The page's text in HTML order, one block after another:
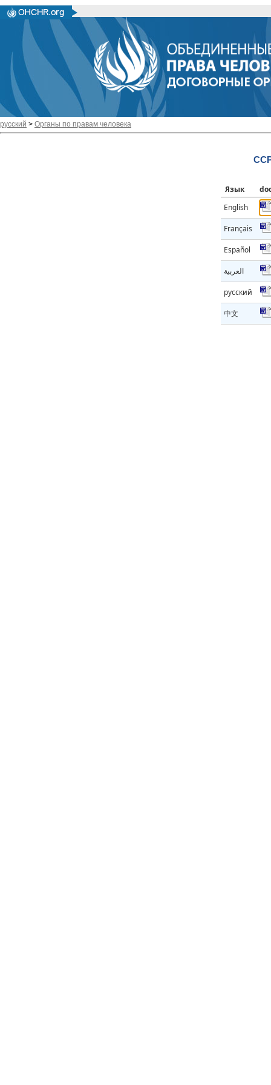
русский > Органы по правам человека
Язык
English
Français
Español
العربية
русский
中文